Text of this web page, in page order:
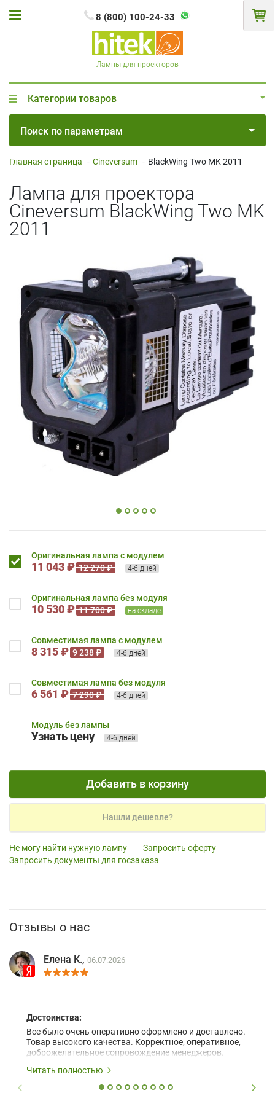
8 (800) 100-24-33
Лампы для проекторов
Категории товаров
Поиск по параметрам
Главная страница - Cineversum - BlackWing Two MK 2011
Лампа для проектора
Cineversum BlackWing Two MK
2011
Оригинальная лампа с модулем
11 043 ₽ 12 270 ₽ 4-6 дней
Оригинальная лампа без модуля
10 530 ₽ 11 700 ₽ на складе
Совместимая лампа с модулем
8 315 ₽ 9 238 ₽ 4-6 дней
Совместимая лампа без модуля
6 561 ₽ 7 290 ₽ 4-6 дней
Модуль без лампы
Узнать цену 4-6 дней
Добавить в корзину
Нашли дешевле?
Не могу найти нужную лампу
Запросить оферту
Запросить документы для госзаказа
Отзывы о нас
Елена К., 06.07.2026
Достоинства:
Все было очень оперативно оформлено и доставлено.
Товар высокого качества. Корректное, оперативное,
доброжелательное сопровождение менеджеров.
Читать полностью